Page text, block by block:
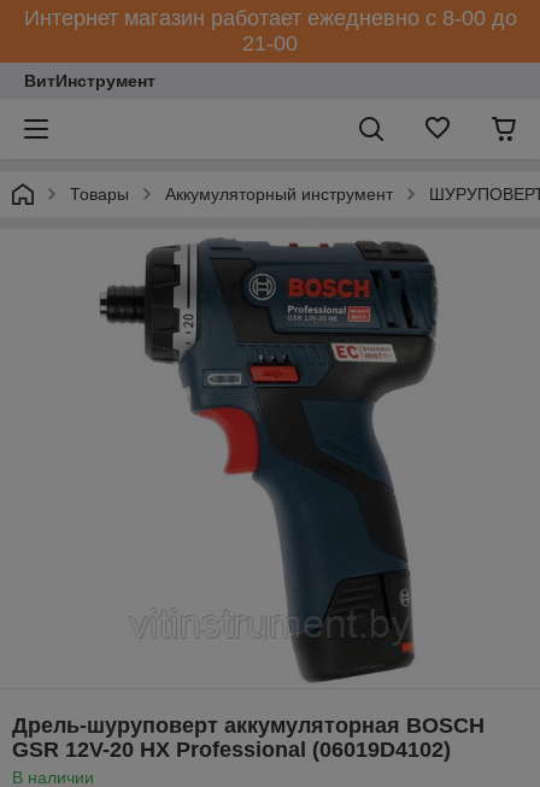
Интернет магазин работает ежедневно с 8-00 до
21-00
ВитИнструмент
Товары Аккумуляторный инструмент
Дрель-шуруповерт аккумуляторная BOSCH
GSR 12V-20 HX Professional (06019D4102)
В наличии